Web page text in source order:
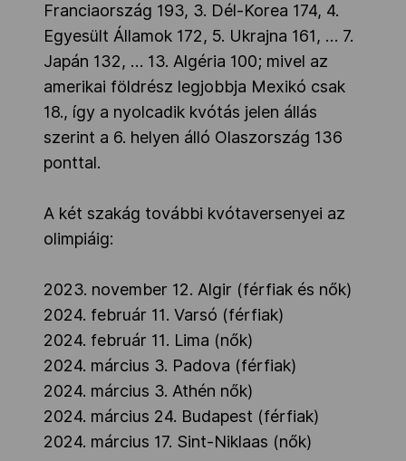
Franciaország 193, 3. Dél-Korea 174, 4.
Egyesült Államok 172, 5. Ukrajna 161, … 7.
Japán 132, … 13. Algéria 100; mivel az
amerikai földrész legjobbja Mexikó csak
18., így a nyolcadik kvótás jelen állás
szerint a 6. helyen álló Olaszország 136
ponttal.
A két szakág további kvótaversenyei az
olimpiáig:
2023. november 12. Algir (férfiak és nők)
2024. február 11. Varsó (férfiak)
2024. február 11. Lima (nők)
2024. március 3. Padova (férfiak)
2024. március 3. Athén nők)
2024. március 24. Budapest (férfiak)
2024. március 17. Sint-Niklaas (nők)